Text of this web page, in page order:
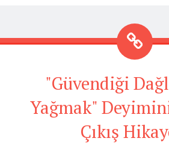
"Güvendiği
Yağmak"
Çıkış